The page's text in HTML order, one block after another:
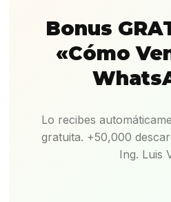
Bonus
«Cómo
Lo recibes
gratuita. +50,000
Ing. Luis